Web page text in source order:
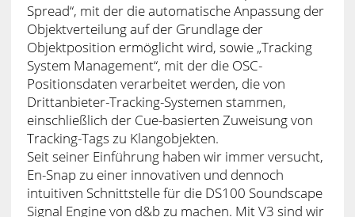
Spread“, mit der die automatische Anpassung der
Objektverteilung auf der Grundlage der
Objektposition ermöglicht wird, sowie „Tracking
System Management“, mit der die OSC-
Positionsdaten verarbeitet werden, die von
Drittanbieter-Tracking-Systemen stammen,
einschließlich der Cue-basierten Zuweisung von
Tracking-Tags zu Klangobjekten.
Seit seiner Einführung haben wir immer versucht,
En-Snap zu einer innovativen und dennoch
intuitiven Schnittstelle für die DS100 Soundscape
Signal Engine von d&b zu machen. Mit V3 sind wir